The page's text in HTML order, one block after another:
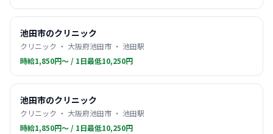
池田市のクリニック
クリニック ・ 大阪府池田市 ・ 池田駅
時給1,850円〜 / 1日最低10,250円
池田市のクリニック
クリニック ・ 大阪府池田市 ・ 池田駅
時給1,850円〜 / 1日最低10,250円